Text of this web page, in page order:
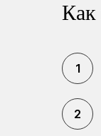
Как